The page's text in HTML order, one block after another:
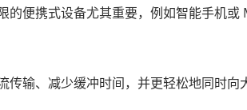
的便携式设备尤其重要，例如智能手机或
传输、减少缓冲时间，并更轻松地同时向